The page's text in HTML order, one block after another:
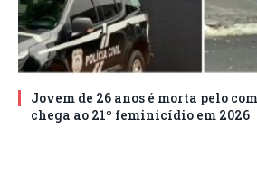
Jovem de 26 anos é morta pelo
chega ao 21º feminicídio em 2026